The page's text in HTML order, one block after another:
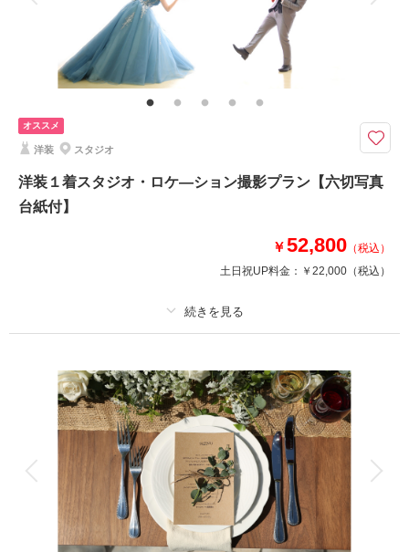
家族用衣装レンタル ペットと撮影
その他含むもの
撮影全データ、約100カットのお渡しがこの価格！ご結婚式の前撮りにも◎
\ひまわりフォト、あじさいフォト好評受付中/想い出の地、おばあちゃんに
晴れ姿を披露したい…スタジオから出張撮影プラン
撮影場所をお選びいただける、出張ロケーション撮影プラン。洋装1着のご
です。どこまでも広がる海で、ひまわり畑で、満開の桜の下、真っ赤な紅葉
と、我が母校で…行先はご指定いただけます。
2024年5月6日
相談予約する
来店・オンライン
撮影日の空き
を確認する
オススメ
洋装 スタジオ
洋装１着スタジオ・ロケ―ション撮影プラン【六切写真
台紙付】
￥52,800 （税込）
土日祝UP料金： ￥22,000 （税込）
撮影料 新婦衣装1着 新郎衣装1着
着付け ヘアメイク 小物一式
アルバム 1 P データ 1 カット 台紙付写真
衣装追加 会食 挙式
家族と撮影 家族用衣装レンタル ペットと撮影
その他含むもの
家族写真・出張撮影、チャペル撮影も承っております。ご相談ください。